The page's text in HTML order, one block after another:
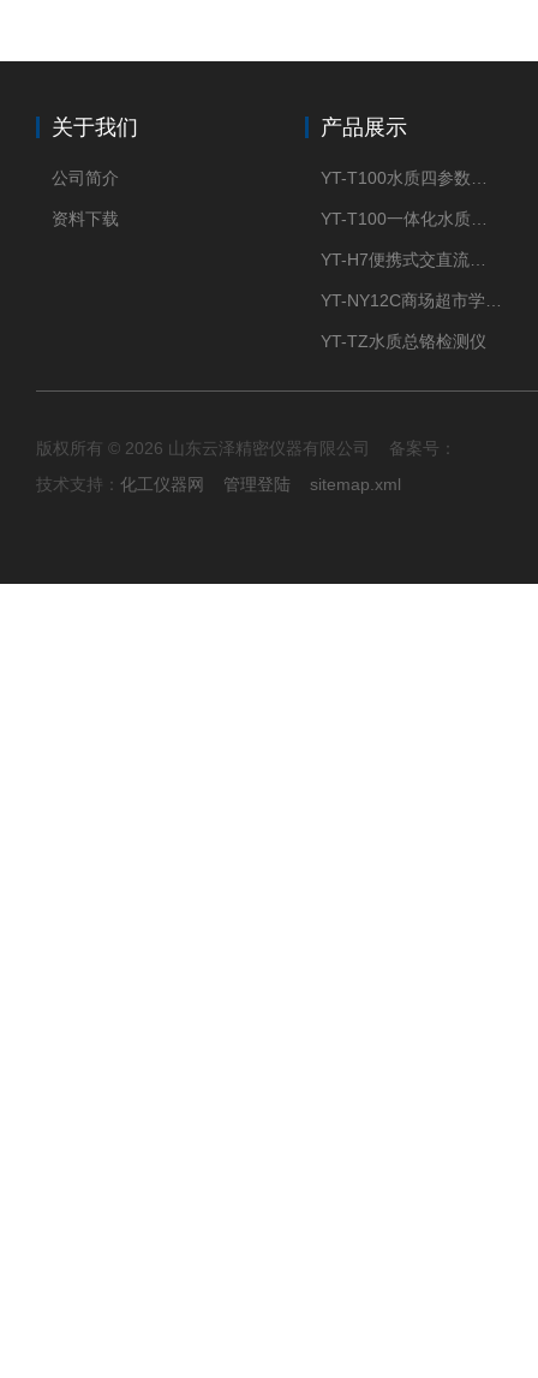
关于我们
公司简介
资料下载
产品展示
YT-TZ水质总铬检测仪
版权所有 © 2026 山东云泽精密仪器有限公司 备案号：
技术支持： 化工仪器网 管理登陆 sitemap.xml